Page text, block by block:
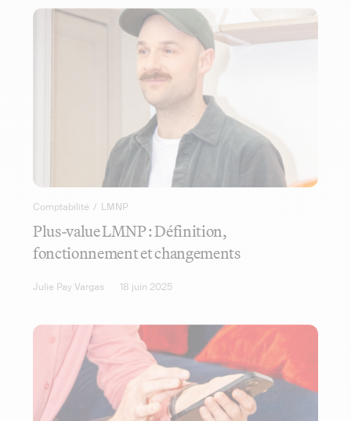
Comptabilité / LMNP
Plus-value LMNP : Définition,
fonctionnement et changements
Julie Pay Vargas 18 juin 2025